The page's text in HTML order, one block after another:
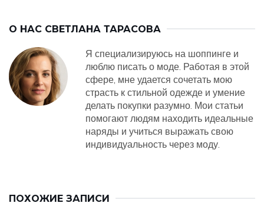
О НАС СВЕТЛАНА ТАРАСОВА
Я специализируюсь на шоппинге и
люблю писать о моде. Работая в этой
сфере, мне удается сочетать мою
страсть к стильной одежде и умение
делать покупки разумно. Мои статьи
помогают людям находить идеальные
наряды и учиться выражать свою
индивидуальность через моду.
ПОХОЖИЕ ЗАПИСИ